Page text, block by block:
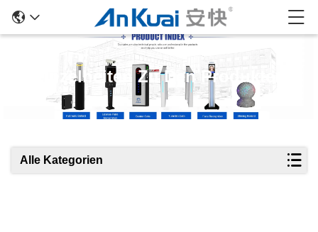
Einzelheiten Zu Den Produkten
Alle Kategorien